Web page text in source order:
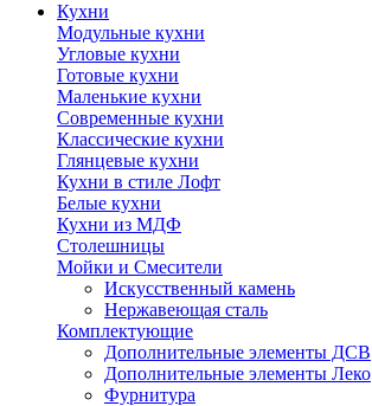
Кухни
Модульные кухни
Угловые кухни
Готовые кухни
Маленькие кухни
Современные кухни
Классические кухни
Глянцевые кухни
Кухни в стиле Лофт
Белые кухни
Кухни из МДФ
Столешницы
Мойки и Смесители
Искусственный камень
Нержавеющая сталь
Комплектующие
Дополнительные элементы ДСВ
Дополнительные элементы Леко
Фурнитура